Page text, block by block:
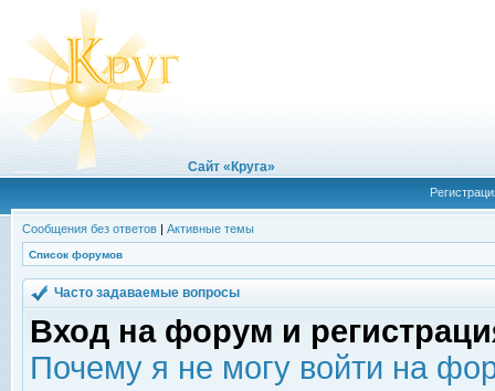
Сайт «Круга»
Сообщения без ответов | Активные темы
Список форумов
Часто задаваемые вопросы
Вход на форум и
Почему я не могу войти на